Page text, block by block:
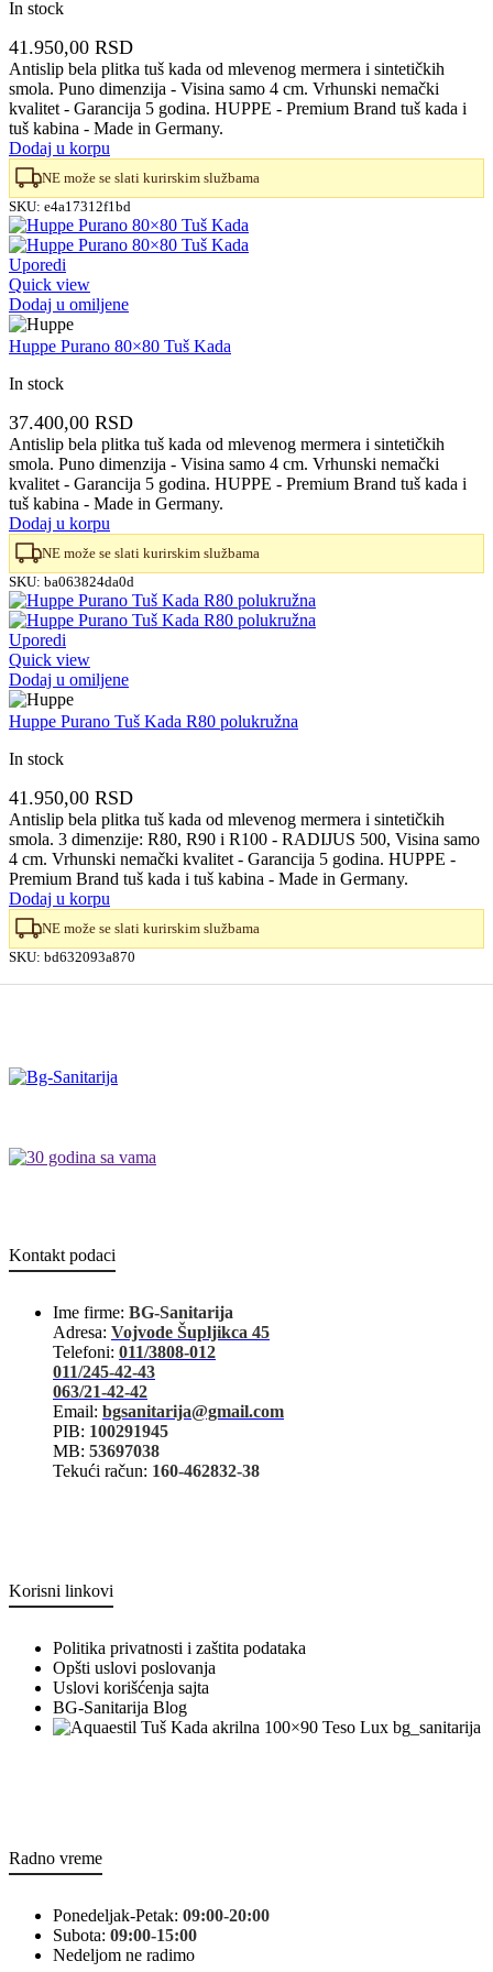
In stock
41.950,00 RSD
Antislip bela plitka tuš kada od mlevenog mermera i sintetičkih
smola. Puno dimenzija - Visina samo 4 cm. Vrhunski nemački
kvalitet - Garancija 5 godina. HUPPE - Premium Brand tuš kada i
tuš kabina - Made in Germany.
Dodaj u korpu
NE može se slati kurirskim službama
SKU: e4a17312f1bd
Uporedi
Quick view
Dodaj u omiljene
Huppe Purano 80×80 Tuš Kada
In stock
37.400,00 RSD
Antislip bela plitka tuš kada od mlevenog mermera i sintetičkih
smola. Puno dimenzija - Visina samo 4 cm. Vrhunski nemački
kvalitet - Garancija 5 godina. HUPPE - Premium Brand tuš kada i
tuš kabina - Made in Germany.
Dodaj u korpu
NE može se slati kurirskim službama
SKU: ba063824da0d
Uporedi
Quick view
Dodaj u omiljene
Huppe Purano Tuš Kada R80 polukružna
In stock
41.950,00 RSD
Antislip bela plitka tuš kada od mlevenog mermera i sintetičkih
smola. 3 dimenzije: R80, R90 i R100 - RADIJUS 500, Visina samo
4 cm. Vrhunski nemački kvalitet - Garancija 5 godina. HUPPE -
Premium Brand tuš kada i tuš kabina - Made in Germany.
Dodaj u korpu
NE može se slati kurirskim službama
SKU: bd632093a870
Kontakt podaci
Ime firme: BG-Sanitarija
Adresa: Vojvode Šupljikca 45
Telefoni: 011/3808-012
011/245-42-43
063/21-42-42
Email: bgsanitarija@gmail.com
PIB: 100291945
MB: 53697038
Tekući račun: 160-462832-38
Korisni linkovi
Politika privatnosti i zaštita podataka
Opšti uslovi poslovanja
Uslovi korišćenja sajta
BG-Sanitarija Blog
bg_sanitarija
Radno vreme
Ponedeljak-Petak: 09:00-20:00
Subota: 09:00-15:00
Nedeljom ne radimo